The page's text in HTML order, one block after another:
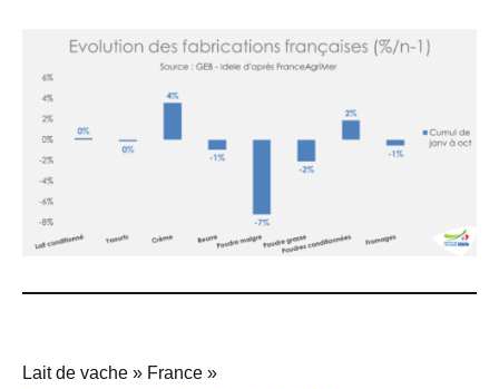
Lait de vache » France »